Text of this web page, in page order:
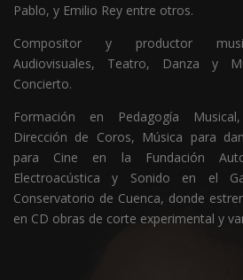
Pablo, y Emilio Rey entre otros.
Compositor y productor
Audiovisuales, Teatro, Danza y
Concierto.
Formación en Pedagogía
Dirección de Coros, Música para
para Cine en la Fundación
Electroacústica y Sonido en el
Conservatorio de Cuenca, donde
en CD obras de corte experimental y